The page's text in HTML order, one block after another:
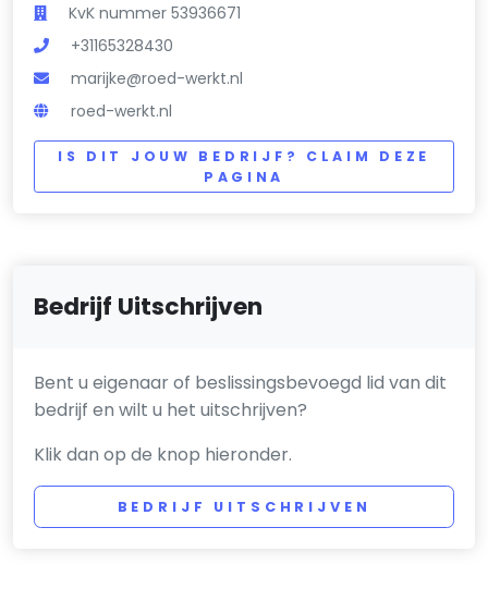
KvK nummer 53936671
+31165328430
marijke@roed-werkt.nl
roed-werkt.nl
IS DIT JOUW BEDRIJF? CLAIM DEZE
PAGINA
Bedrijf Uitschrijven
Bent u eigenaar of beslissingsbevoegd lid van dit
bedrijf en wilt u het uitschrijven?
Klik dan op de knop hieronder.
BEDRIJF UITSCHRIJVEN